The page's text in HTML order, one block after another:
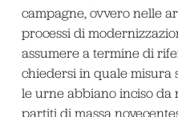
campagne, ovvero nelle
processi di
assumere a termine di
chiedersi in quale misura
le urne abbiano inciso da
partiti di massa